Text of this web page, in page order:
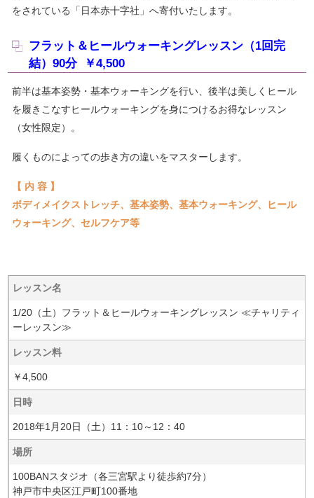
をされている「日本赤十字社」へ寄付いたします。
フラット＆ヒールウォーキングレッスン（1回完
結）90分 ￥4,500
前半は基本姿勢・基本ウォーキングを行い、後半は美しくヒール
を履きこなすヒールウォーキングを身につけるお得なレッスン
（女性限定）。
履くものによっての歩き方の違いをマスターします。
【 内 容 】
ボディメイクストレッチ、基本姿勢、基本ウォーキング、ヒール
ウォーキング、セルフケア等
レッスン名
1/20（土）フラット＆ヒールウォーキングレッスン ≪チャリティ
ーレッスン≫
レッスン料
￥4,500
日時
2018年1月20日（土）11：10～12：40
場所
100BANスタジオ（各三宮駅より徒歩約7分）
神戸市中央区江戸町100番地